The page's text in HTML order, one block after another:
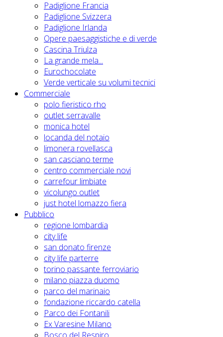
Padiglione Francia
Padiglione Svizzera
Padiglione Irlanda
Opere paesaggistiche e di verde
Cascina Triulza
La grande mela...
Eurochocolate
Verde verticale su volumi tecnici
Commerciale
polo fieristico rho
outlet serravalle
monica hotel
locanda del notaio
limonera rovellasca
san casciano terme
centro commerciale novi
carrefour limbiate
vicolungo outlet
just hotel lomazzo fiera
Pubblico
regione lombardia
city life
san donato firenze
city life parterre
torino passante ferroviario
milano piazza duomo
parco del marinaio
fondazione riccardo catella
Parco dei Fontanili
Ex Varesine Milano